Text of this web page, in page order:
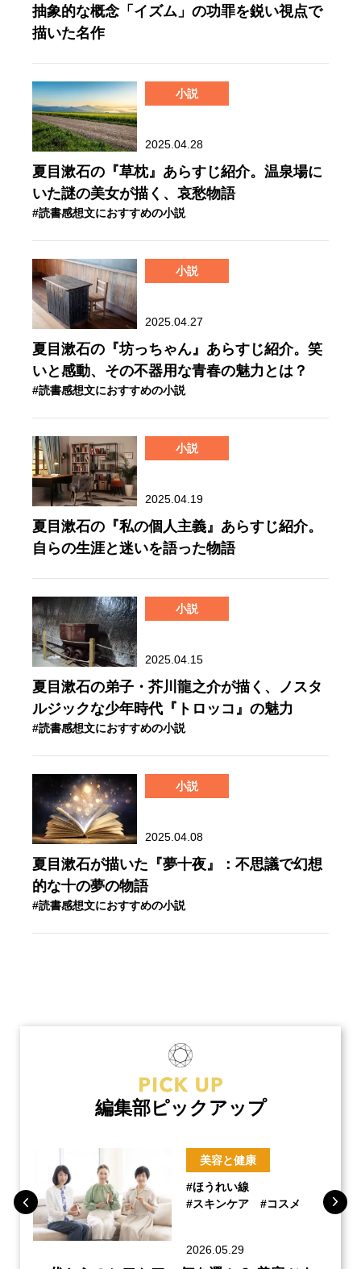
抽象的な概念「イズム」の功罪を鋭い視点で
描いた名作
小説
2025.04.28
夏目漱石の『草枕』あらすじ紹介。温泉場に
いた謎の美女が描く、哀愁物語
#読書感想文におすすめの小説
小説
2025.04.27
夏目漱石の『坊っちゃん』あらすじ紹介。笑
いと感動、その不器用な青春の魅力とは？
#読書感想文におすすめの小説
小説
2025.04.19
夏目漱石の『私の個人主義』あらすじ紹介。
自らの生涯と迷いを語った物語
小説
2025.04.15
夏目漱石の弟子・芥川龍之介が描く、ノスタ
ルジックな少年時代『トロッコ』の魅力
#読書感想文におすすめの小説
小説
2025.04.08
夏目漱石が描いた『夢十夜』：不思議で幻想
的な十の夢の物語
#読書感想文におすすめの小説
編集部ピックアップ
美容と健康
#ほうれい線
#スキンケア
#コスメ
2026.05.29